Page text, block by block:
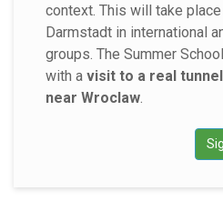
context. This will take
Darmstadt in international
groups. The Summer
with a visit to a real
near Wroclaw